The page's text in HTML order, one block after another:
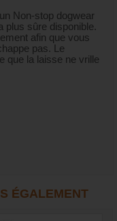
Non-stop dogwear
plus sûre disponible.
afin que vous
pas. Le
que la laisse ne vrille
ÉGALEMENT